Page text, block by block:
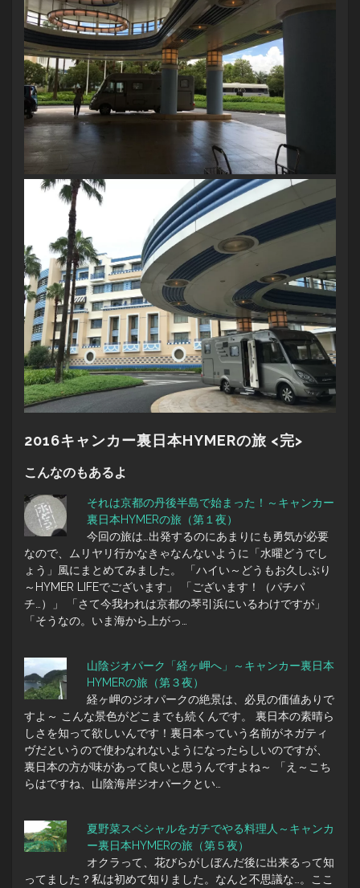
2016キャンカー裏日本HYMERの旅 <完>
こんなのもあるよ
それは京都の丹後半島で始まった！～キャンカー
裏日本HYMERの旅（第１夜）
今回の旅は…出発するのにあまりにも勇気が必要
なので、ムリヤリ行かなきゃなんないように「水曜どうでし
ょう」風にまとめてみました。 「ハイい～どうもお久しぶり
～HYMER LIFEでございます」 「ございます！（パチパ
チ…）」 「さて今我われは京都の琴引浜にいるわけですが」
「そうなの。いま海から上がっ…
山陰ジオパーク「経ヶ岬へ」～キャンカー裏日本
HYMERの旅（第３夜）
経ヶ岬のジオパークの絶景は、必見の価値ありで
すよ～ こんな景色がどこまでも続くんです。 裏日本の素晴ら
しさを知って欲しいんです！裏日本っていう名前がネガティ
ヴだというので使わなれないようになったらしいのですが、
裏日本の方が味があって良いと思うんですよね～ 「え～こち
らはですね、山陰海岸ジオパークとい…
夏野菜スペシャルをガチでやる料理人～キャンカ
ー裏日本HYMERの旅（第５夜）
オクラって、花びらがしぼんだ後に出来るって知
ってました？私は初めて知りました。なんと不思議な…。ここ